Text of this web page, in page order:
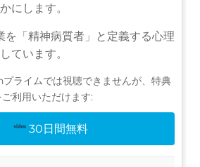
にします。
を「精神病質者」と定義する心理
ています。
ライムでは視聴できませんが、特典
ご利用いただけます:
30日間無料